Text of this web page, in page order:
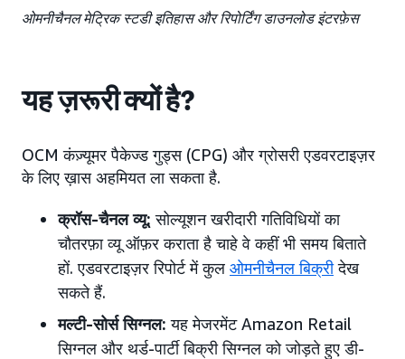
ओमनीचैनल मेट्रिक स्टडी इतिहास और रिपोर्टिंग डाउनलोड इंटरफ़ेस
यह ज़रूरी क्यों है?
OCM कंज़्यूमर पैकेज्ड गुड्स (CPG) और ग्रोसरी एडवरटाइज़र
के लिए ख़ास अहमियत ला सकता है.
क्रॉस-चैनल व्यू: सोल्यूशन खरीदारी गतिविधियों का
चौतरफ़ा व्यू ऑफ़र कराता है चाहे वे कहीं भी समय बिताते
हों. एडवरटाइज़र रिपोर्ट में कुल ओमनीचैनल बिक्रीदेख
सकते हैं.
मल्टी-सोर्स सिग्नल: यह मेजरमेंट Amazon Retail
सिग्नल और थर्ड-पार्टी बिक्री सिग्नल को जोड़ते हुए डी-